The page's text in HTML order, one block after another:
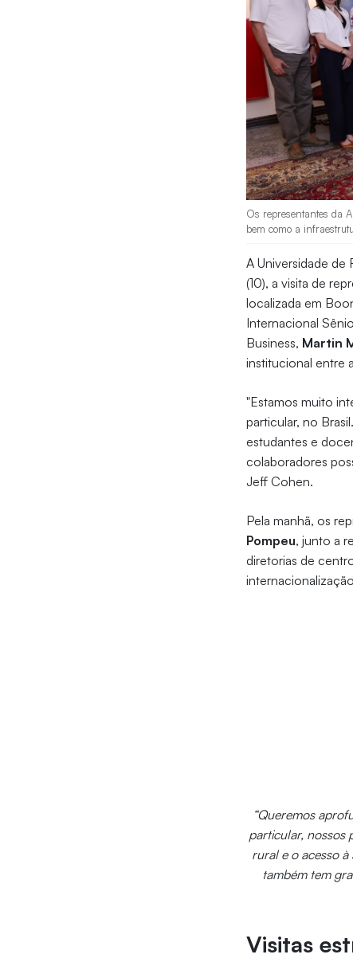
Os representantes da
bem como a
A Universidade de
(10), a visita de
localizada em
Internacional
Business, Martin
institucional entre
"Estamos muito
particular, no
estudantes e
colaboradores
Jeff Cohen.
Pela manhã, os
Pompeu, junto a
diretorias de
“Queremos
particular, nossos
rural e o acesso à
também tem
Visitas